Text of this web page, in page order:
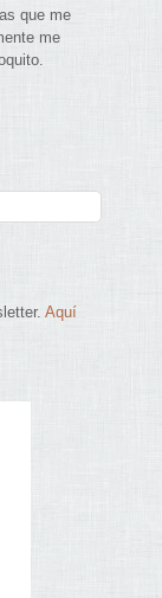
que me
me
Aquí